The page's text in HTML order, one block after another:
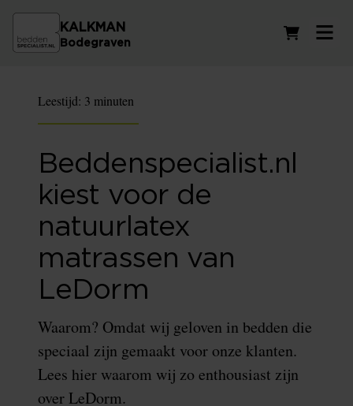
KALKMAN
Bodegraven
Leestijd: 3 minuten
Beddenspecialist.nl
kiest voor de
natuurlatex
matrassen van
LeDorm
Waarom? Omdat wij geloven in bedden die
speciaal zijn gemaakt voor onze klanten.
Lees hier waarom wij zo enthousiast zijn
over LeDorm.